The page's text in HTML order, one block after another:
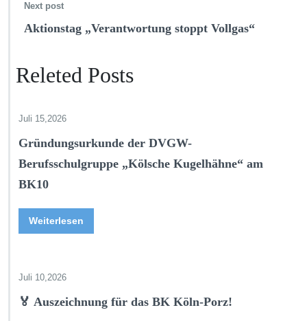
Next post
Aktionstag „Verantwortung stoppt Vollgas“
Releted Posts
Juli 15,2026
Gründungsurkunde der DVGW-
Berufsschulgruppe „Kölsche Kugelhähne“ am
BK10
Weiterlesen
Juli 10,2026
🏅 Auszeichnung für das BK Köln-Porz!